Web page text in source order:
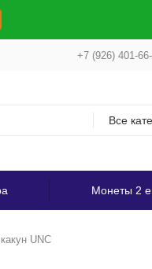
+7 (926) 401-
Все
Монеты 2
UNC